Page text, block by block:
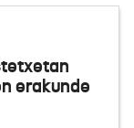
erakunde